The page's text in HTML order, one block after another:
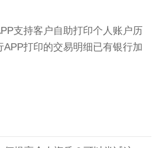
支持客户自助打印个人账户历
APP打印的交易明细已有银行加